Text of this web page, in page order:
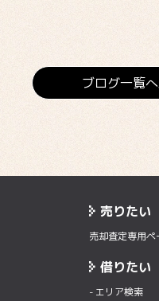
ブログ一覧
売りたい
売却査定専用ペ
借りたい
- エリア検索